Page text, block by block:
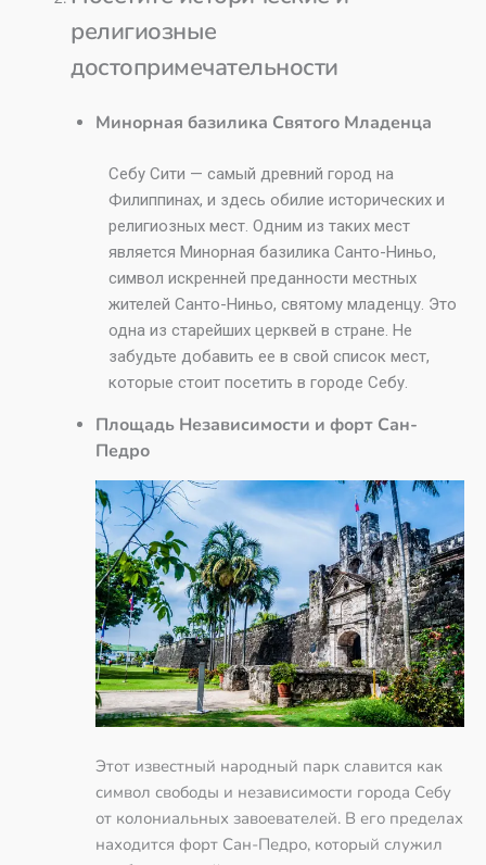
религиозные
достопримечательности
Минорная базилика Святого Младенца
Себу Сити — самый древний город на
Филиппинах, и здесь обилие исторических и
религиозных мест. Одним из таких мест
является Минорная базилика Санто-Ниньо,
символ искренней преданности местных
жителей Санто-Ниньо, святому младенцу. Это
одна из старейших церквей в стране. Не
забудьте добавить ее в свой список мест,
которые стоит посетить в городе Себу.
Площадь Независимости и форт Сан-
Педро
Этот известный народный парк славится как
символ свободы и независимости города Себу
от колониальных завоевателей. В его пределах
находится форт Сан-Педро, который служил